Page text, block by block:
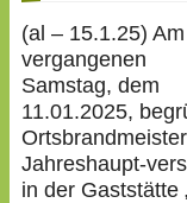
(al – 15.1.25) Am
vergangenen
Samstag, dem
11.01.2025,
Jahreshaupt-
in der Gaststätte